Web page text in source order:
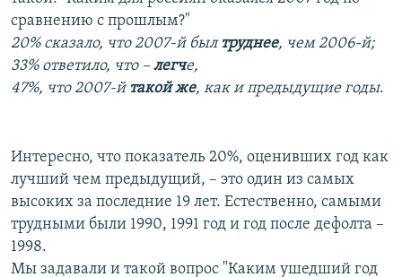
сравнению с прошлым?"
20% сказало, что 2007-й был труднее, чем 2006-й;
33% ответило, что – легче,
47%, что 2007-й такой же, как и предыдущие годы.
Интересно, что показатель 20%, оценивших год как
лучший чем предыдущий, – это один из самых
высоких за последние 19 лет. Естественно, самыми
трудными были 1990, 1991 год и год после дефолта –
1998.
Мы задавали и такой вопрос "Каким ушедший год